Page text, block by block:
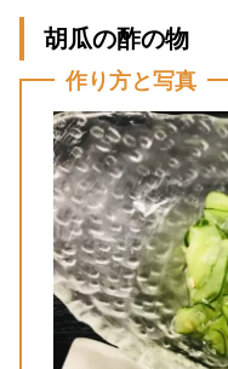
胡瓜の酢の物
作り方と写真